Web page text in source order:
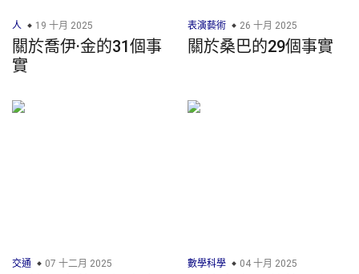
人 19 十月 2025
關於喬伊·金的31個事
實
表演藝術 26 十月 2025
關於桑巴的29個事實
交通 07 十二月 2025 數學科學 04 十月 2025